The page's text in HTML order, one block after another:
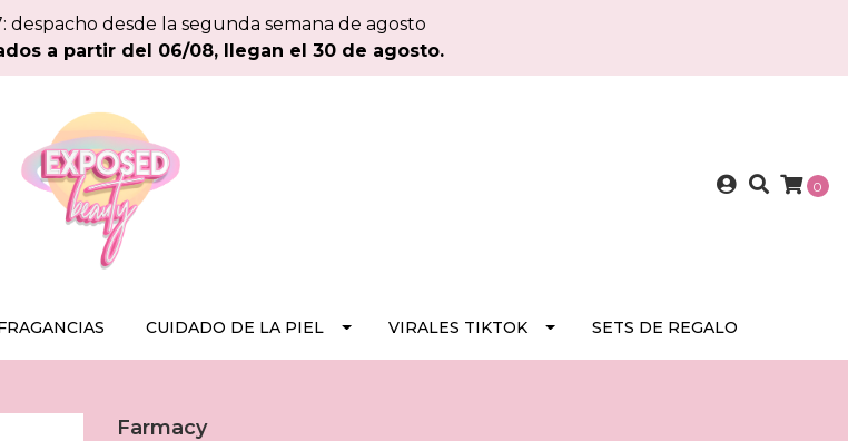
despacho desde la segunda semana de agosto
a partir del 06/08, llegan el 30 de agosto.
0
CUIDADO DE LA PIEL VIRALES TIKTOK SETS DE REGALO
Farmacy